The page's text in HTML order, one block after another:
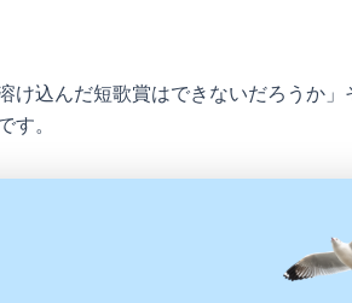
け込んだ短歌賞はできないだろうか」
す。